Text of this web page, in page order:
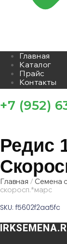
Главная
Каталог
Прайс
Контакты
+7 (952)
Редис
Главная / Семена
скоросп.*марс
SKU: f5602f2aa5fc